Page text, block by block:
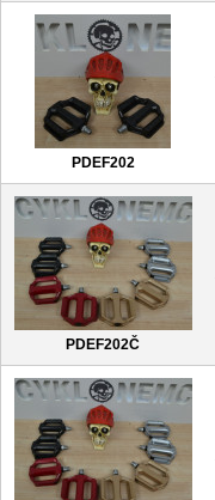
PDEF202
PDEF202Č